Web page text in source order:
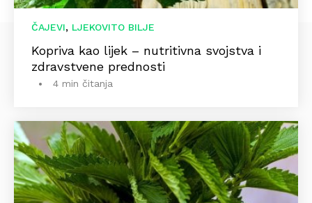
ČAJEVI, LJEKOVITO BILJE
Kopriva kao lijek – nutritivna svojstva i
zdravstvene prednosti
4 min čitanja